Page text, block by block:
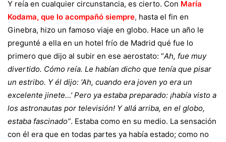
Y reía en cualquier circunstancia, es cierto. Con María
Kodama, que lo acompañó siempre, hasta el fin en
Ginebra, hizo un famoso viaje en globo. Hace un año le
pregunté a ella en un hotel frío de Madrid qué fue lo
primero que dijo al subir en ese aerostato: “Ah, fue muy
divertido. Cómo reía. Le habían dicho que tenía que pisar
un estribo. Y él dijo: ‘Ah, cuando era joven yo era un
excelente jinete…’ Pero ya estaba preparado: ¡había visto a
los astronautas por televisión! Y allá arriba, en el globo,
estaba fascinado”. Estaba como en su medio. La sensación
con él era que en todas partes ya había estado; como no